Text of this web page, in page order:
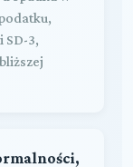
SD-3,